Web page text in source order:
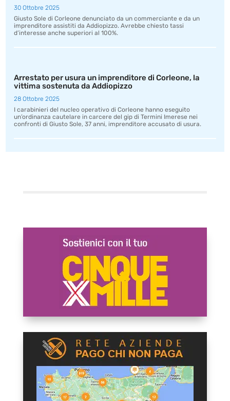
30 Ottobre 2025
Giusto Sole di Corleone denunciato da un commerciante e da un
imprenditore assistiti da Addiopizzo. Avrebbe chiesto tassi
d’interesse anche superiori al 100%.
Arrestato per usura un imprenditore di Corleone, la
vittima sostenuta da Addiopizzo
28 Ottobre 2025
I carabinieri del nucleo operativo di Corleone hanno eseguito
un’ordinanza cautelare in carcere del gip di Termini Imerese nei
confronti di Giusto Sole, 37 anni, imprenditore accusato di usura.